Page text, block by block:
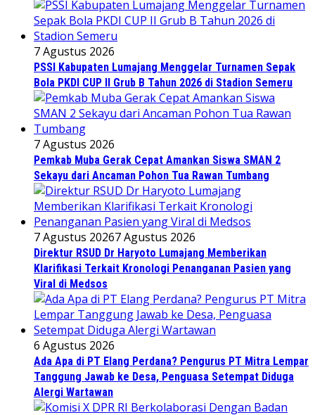
7 Agustus 2026
PSSI Kabupaten Lumajang Menggelar Turnamen Sepak
Bola PKDI CUP II Grub B Tahun 2026 di Stadion Semeru
7 Agustus 2026
Pemkab Muba Gerak Cepat Amankan Siswa SMAN 2
Sekayu dari Ancaman Pohon Tua Rawan Tumbang
7 Agustus 20267 Agustus 2026
Direktur RSUD Dr Haryoto Lumajang Memberikan
Klarifikasi Terkait Kronologi Penanganan Pasien yang
Viral di Medsos
6 Agustus 2026
Ada Apa di PT Elang Perdana? Pengurus PT Mitra Lempar
Tanggung Jawab ke Desa, Penguasa Setempat Diduga
Alergi Wartawan